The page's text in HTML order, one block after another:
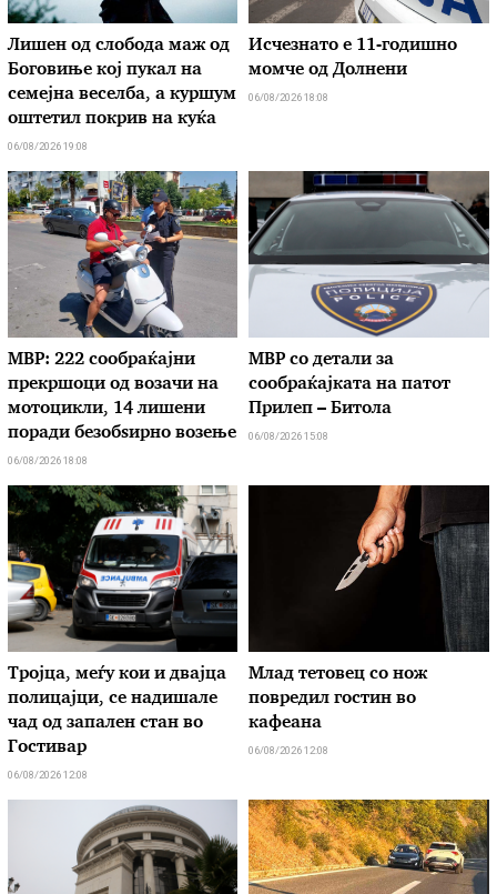
Лишен од слобода маж од
Боговиње кој пукал на
семејна веселба, а куршум
оштетил покрив на куќа
06/08/2026 19:08
Исчезнато е 11-годишно
момче од Долнени
06/08/2026 18:08
МВР: 222 сообраќајни
прекршоци од возачи на
мотоцикли, 14 лишени
поради безобѕирно возење
06/08/2026 18:08
МВР со детали за
сообраќајката на патот
Прилеп – Битола
06/08/2026 15:08
Тројца, меѓу кои и двајца
полицајци, се надишале
чад од запален стан во
Гостивар
06/08/2026 12:08
Млад тетовец со нож
повредил гостин во
кафеана
06/08/2026 12:08